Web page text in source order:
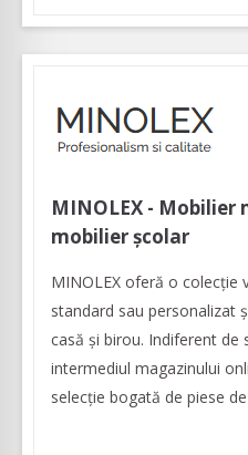
MINOLEX - Mobilier
mobilier școlar
MINOLEX oferă o colecție
standard sau personalizat
casă și birou. Indiferent de
intermediul magazinului
selecție bogată de piese